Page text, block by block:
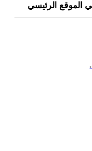
الموقع الرئيسي